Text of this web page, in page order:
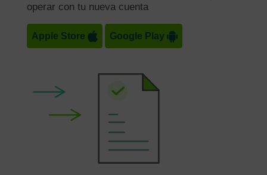
operar con tu nueva cuenta
Apple Store Google Play